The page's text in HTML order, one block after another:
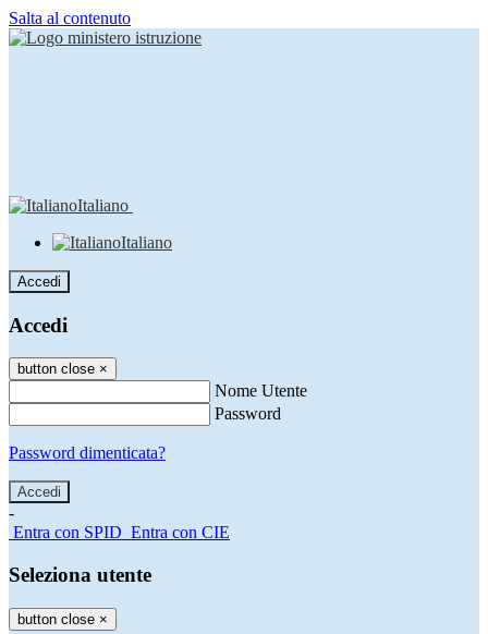
Salta al contenuto
Italiano
Italiano
Accedi
Accedi
button close ×
Nome Utente
Password
Password dimenticata?
-
Entra con SPID Entra con CIE
Seleziona utente
button close ×